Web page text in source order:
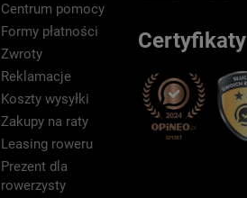
Centrum pomocy
Formy płatności
Zwroty
Reklamacje
Koszty wysyłki
Zakupy na raty
Leasing roweru
Prezent dla
rowerzysty
Certyfikaty